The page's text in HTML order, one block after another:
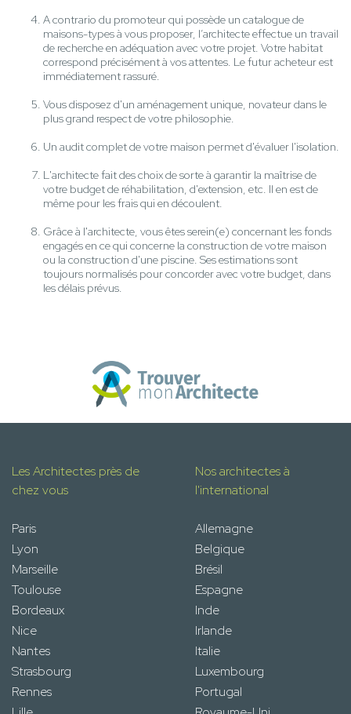
A contrario du promoteur qui possède un catalogue de
maisons-types à vous proposer, l’architecte effectue un travail
de recherche en adéquation avec votre projet. Votre habitat
correspond précisément à vos attentes. Le futur acheteur est
immédiatement rassuré.
Vous disposez d'un aménagement unique, novateur dans le
plus grand respect de votre philosophie.
Un audit complet de votre maison permet d'évaluer l'isolation.
L'architecte fait des choix de sorte à garantir la maîtrise de
votre budget de réhabilitation, d'extension, etc. Il en est de
même pour les frais qui en découlent.
Grâce à l'architecte, vous êtes serein(e) concernant les fonds
engagés en ce qui concerne la construction de votre maison
ou la construction d'une piscine. Ses estimations sont
toujours normalisés pour concorder avec votre budget, dans
les délais prévus.
Les Architectes près de
chez vous
Paris
Lyon
Marseille
Toulouse
Bordeaux
Nice
Nantes
Strasbourg
Rennes
Nos architectes à
l'international
Allemagne
Belgique
Brésil
Espagne
Inde
Irlande
Italie
Luxembourg
Portugal